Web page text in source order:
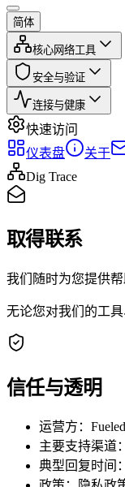
简体
核心网络工具
安全与验证
连接与健康
快速访问
仪表盘
关于
Dig Trace
取得联系
我们随时为您提供
无论您对我们的工
信任与透明
运营方：
主要支持渠道
典型回复时间